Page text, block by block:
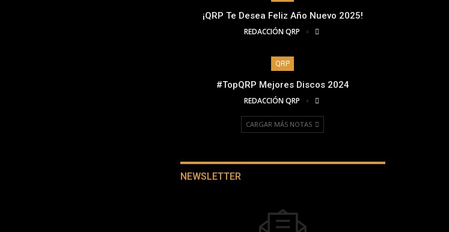
¡QRP Te Desea Feliz Año Nuevo 2025!
REDACCIÓN QRP
QRP
#TopQRP Mejores Discos 2024
REDACCIÓN QRP
CARGAR MÁS NOTAS
NEWSLETTER